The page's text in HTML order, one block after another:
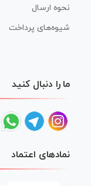
نحوه ارسال
شیوه‌های پرداخت
ما را دنبال کنید
نمادهای اعتماد